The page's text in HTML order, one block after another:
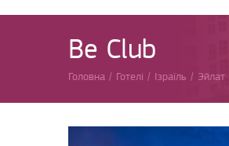
Be Club
Головна / Готелі / Ізраїль / Эйлат